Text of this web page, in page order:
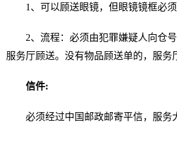
1、可以顾送眼镜，但眼镜镜框
2、流程：必须由犯罪嫌疑人向仓
服务厅顾送。没有物品顾送单的，服务
信件:
必须经过中国邮政邮寄平信，服务